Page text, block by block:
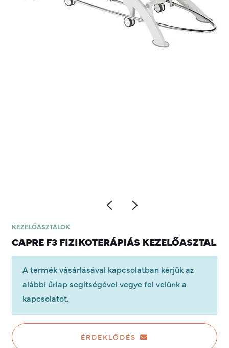
KEZELŐASZTALOK
CAPRE F3 FIZIKOTERÁPIÁS KEZELŐASZTAL
A termék vásárlásával kapcsolatban kérjük az
alábbi űrlap segítségével vegye fel velünk a
kapcsolatot.
ÉRDEKLŐDÉS